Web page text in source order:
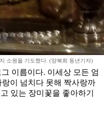
소원을 기도했다. (양복희 동년기자)
이름이다. 이세상 모든 엄
이 넘치다 못해 짝사랑까
있는 장미꽃을 좋아하기